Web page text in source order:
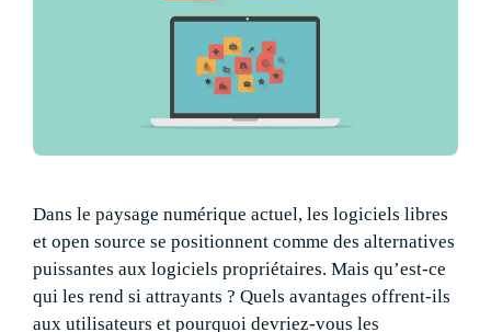
Dans le paysage numérique actuel, les logiciels libres
et open source se positionnent comme des alternatives
puissantes aux logiciels propriétaires. Mais qu’est-ce
qui les rend si attrayants ? Quels avantages offrent-ils
aux utilisateurs et pourquoi devriez-vous les